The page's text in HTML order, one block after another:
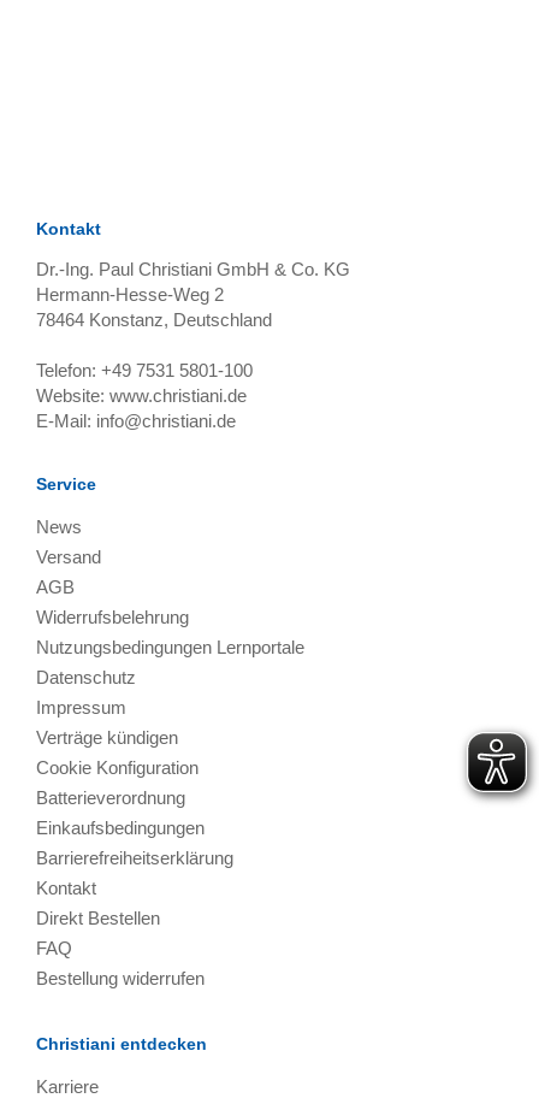
Kontakt
Dr.-Ing. Paul Christiani GmbH & Co. KG
Hermann-Hesse-Weg 2
78464 Konstanz, Deutschland
Telefon: +49 7531 5801-100
Website: www.christiani.de
E-Mail: info@christiani.de
Service
News
Versand
AGB
Widerrufsbelehrung
Nutzungsbedingungen Lernportale
Datenschutz
Impressum
Verträge kündigen
Cookie Konfiguration
Batterieverordnung
Einkaufsbedingungen
Barrierefreiheitserklärung
Kontakt
Direkt Bestellen
FAQ
Bestellung widerrufen
Christiani entdecken
Karriere